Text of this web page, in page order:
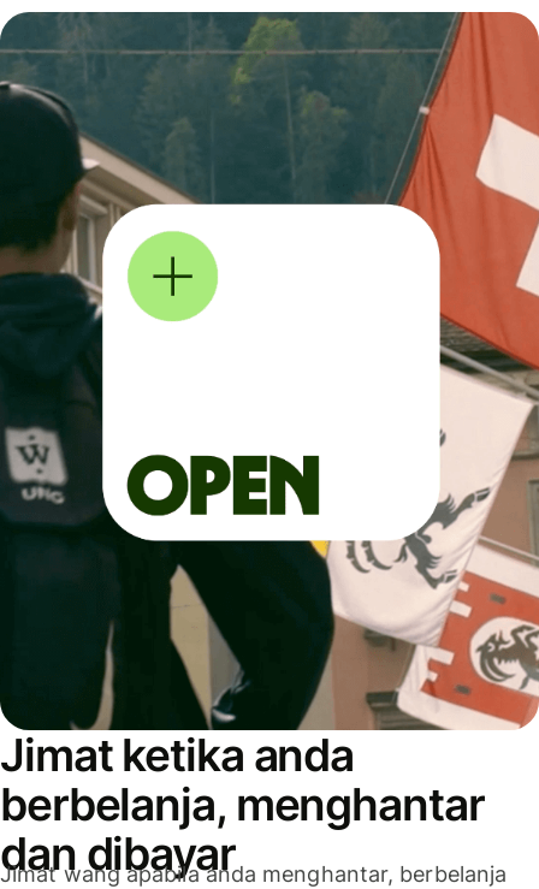
Jimat ketika anda
berbelanja, menghantar
dan dibayar
Jimat wang apabila anda menghantar, berbelanja